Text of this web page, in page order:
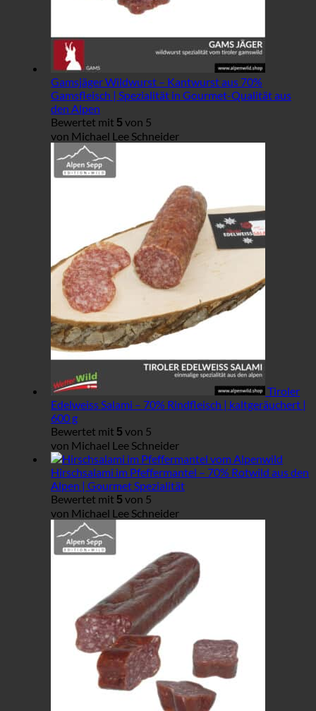
Gamsjäger Wildwurst – Kantwurst aus 70%
Gamsfleisch | Spezialität in Gourmet-Qualität aus
den Alpen
Bewertet mit 5 von 5
von Michael Lee Schneider
Tiroler
Edelweiss Salami – 70% Rindfleisch | kaltgeräuchert |
600 g
Bewertet mit 5 von 5
von Michael Lee Schneider
Hirschsalami im Pfeffermantel – 70% Rotwild aus den
Alpen | Gourmet Spezialität
Bewertet mit 5 von 5
von Michael Lee Schneider